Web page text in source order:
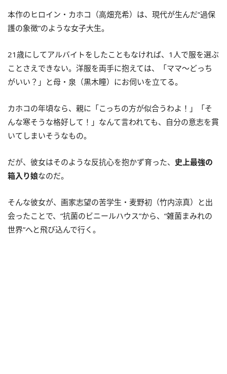
本作のヒロイン・カホコ（高畑充希）は、現代が生んだ“過保
護の象徴”のような女子大生。
21歳にしてアルバイトをしたこともなければ、1人で服を選ぶ
ことさえできない。洋服を両手に抱えては、「ママ〜どっち
がいい？」と母・泉（黒木瞳）にお伺いを立てる。
カホコの年頃なら、親に「こっちの方が似合うわよ！」「そ
んな寒そうな格好して！」なんて言われても、自分の意志を貫
いてしまいそうなもの。
だが、彼女はそのような反抗心を抱かず育った、 史上最強の
箱入り娘なのだ。
そんな彼女が、画家志望の苦学生・麦野初（竹内涼真）と出
会ったことで、“抗菌のビニールハウス”から、“雑菌まみれの
世界”へと飛び込んで行く。